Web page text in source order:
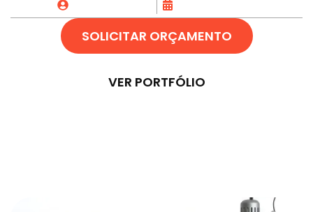
SOLICITAR ORÇAMENTO
VER PORTFÓLIO